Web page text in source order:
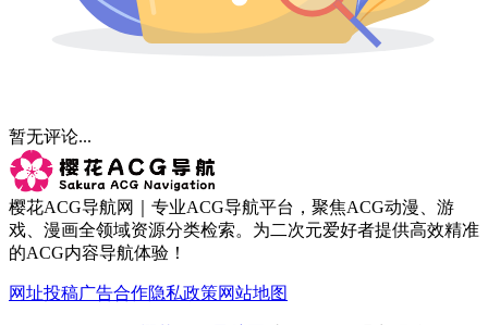
暂无评论...
樱花ACG导航网｜专业ACG导航平台，聚焦ACG动漫、游
戏、漫画全领域资源分类检索。为二次元爱好者提供高效精准
的ACG内容导航体验！
网址投稿广告合作隐私政策网站地图